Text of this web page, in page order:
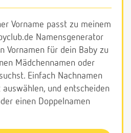
Vorname passt zu meinem
Namensgenerator
Vornamen für dein Baby zu
Mädchennamen oder
Einfach Nachnamen
auswählen, und entscheiden
einen Doppelnamen